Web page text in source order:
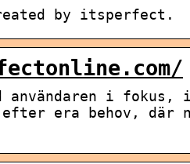
by itsperfect.
i fokus,
efter era behov, där